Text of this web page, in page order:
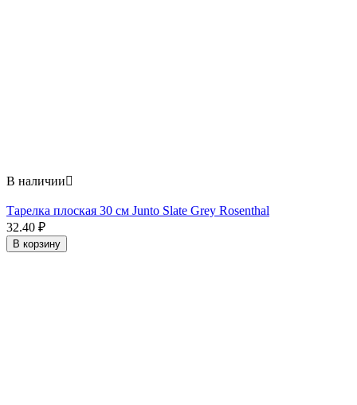
В наличии
Тарелка плоская 30 см Junto Slate Grey Rosenthal
32.40 ₽
В корзину